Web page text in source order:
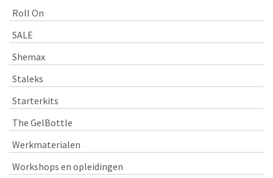
Roll On
SALE
Shemax
Staleks
Starterkits
The GelBottle
Werkmaterialen
Workshops en opleidingen